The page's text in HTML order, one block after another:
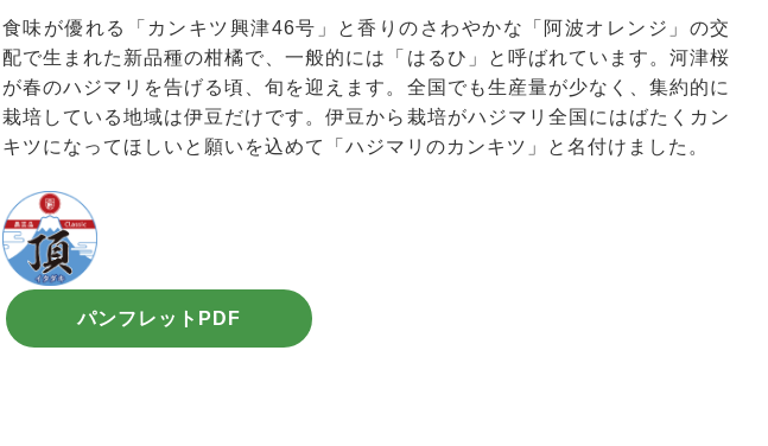
食味が優れる「カンキツ興津46号」と香りのさわやかな「阿波オレンジ」の交
配で生まれた新品種の柑橘で、一般的には「はるひ」と呼ばれています。河津桜
が春のハジマリを告げる頃、旬を迎えます。全国でも生産量が少なく、集約的に
栽培している地域は伊豆だけです。伊豆から栽培がハジマリ全国にはばたくカン
キツになってほしいと願いを込めて「ハジマリのカンキツ」と名付けました。
パンフレットPDF